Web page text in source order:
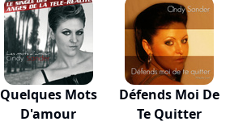
Quelques Mots
D'amour
Défends Moi De
Te Quitter